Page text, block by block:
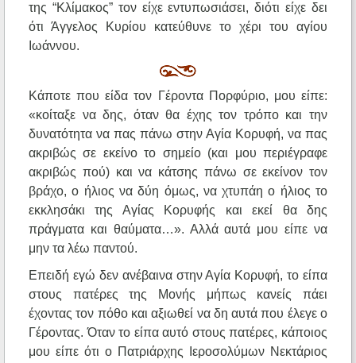
της “Κλίμακος” τον είχε εντυπωσιάσει, διότι είχε δει
ότι Άγγελος Κυρίου κατεύθυνε το χέρι του αγίου
Ιωάννου.
Κάποτε που είδα τον Γέροντα Πορφύριο, μου είπε:
«κοίταξε να δης, όταν θα έχης τον τρόπο και την
δυνατότητα να πας πάνω στην Αγία Κορυφή, να πας
ακριβώς σε εκείνο το σημείο (και μου περιέγραφε
ακριβώς πού) και να κάτσης πάνω σε εκείνον τον
βράχο, ο ήλιος να δύη όμως, να χτυπάη ο ήλιος το
εκκλησάκι της Αγίας Κορυφής και εκεί θα δης
πράγματα και θαύματα…». Αλλά αυτά μου είπε να
μην τα λέω παντού.
Επειδή εγώ δεν ανέβαινα στην Αγία Κορυφή, το είπα
στους πατέρες της Μονής μήπως κανείς πάει
έχοντας τον πόθο και αξιωθεί να δη αυτά που έλεγε ο
Γέροντας. Όταν το είπα αυτό στους πατέρες, κάποιος
μου είπε ότι ο Πατριάρχης Ιεροσολύμων Νεκτάριος